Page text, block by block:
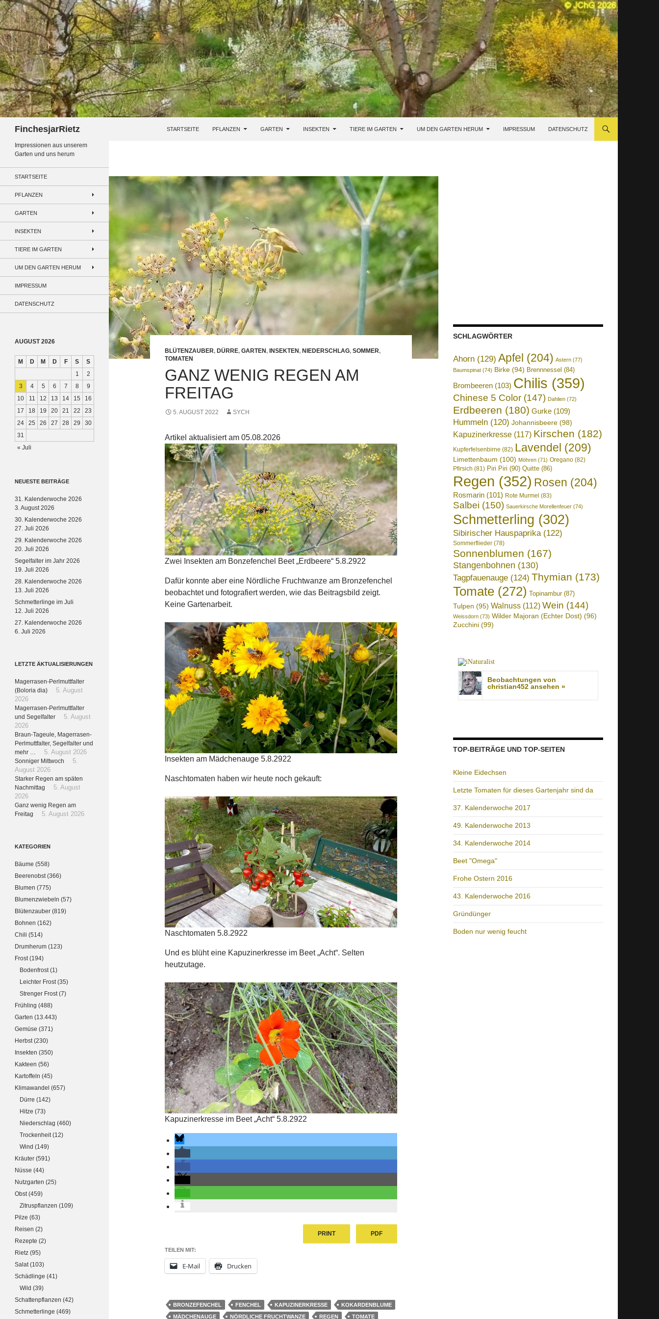
Zum
Inhalt
springen
FinchesjarRietz STARTSEITE PFLANZEN GARTEN INSEKTEN TIERE IM GARTEN UM DEN GARTEN HERUM IMPRESSUM DATENSCHUTZ
BLÜTENZAUBER, DÜRRE, GARTEN , INSEKTEN , NIEDERSCHLAG, SOMMER,
TOMATEN
GANZ WENIG REGEN AM
FREITAG
5. AUGUST 2022 SYCH
Artikel aktualisiert am 05.08.2026
Zwei Insekten am Bonzefenchel Beet „Erdbeere“ 5.8.2922
Dafür konnte aber eine Nördliche Fruchtwanze am Bronzefenchel
beobachtet und fotografiert werden, wie das Beitragsbild zeigt.
Keine Gartenarbeit.
Insekten am Mädchenauge 5.8.2922
Naschtomaten haben wir heute noch gekauft:
Naschtomaten 5.8.2922
Und es blüht eine Kapuzinerkresse im Beet „Acht“. Selten
heutzutage.
Kapuzinerkresse im Beet „Acht“ 5.8.2922
PRINT PDF
TEILEN MIT:
E-Mail Drucken
BRONZEFENCHEL FENCHEL KAPUZINERKRESSE
KOKARDENBLUME
MÄDCHENAUGE
NÖRDLICHE FRUCHTWANZE REGEN
TOMATE
SCHLAGWÖRTER
Ahorn (129) Apfel (204) Astern (77)
Baumspinat (74) Birke (94) Brennnessel (84)
Brombeeren (103) Chilis (359)
Chinese 5 Color (147) Dahlien (72)
Erdbeeren (180) Gurke (109)
Hummeln (120) Johannisbeere (98)
Kapuzinerkresse (117) Kirschen (182)
Kupferfelsenbirne (82) Lavendel (209)
Limettenbaum (100) Möhren (71) Oregano (82)
Pfirsich (81) Piri Piri (90) Quitte (86)
Regen (352) Rosen (204)
Rosmarin (101) Rote Murmel (83)
Salbei (150) Sauerkirsche Morellenfeuer (74)
Schmetterling (302)
Sibirischer Hauspaprika(122)
Sommerflieder (78)
Sonnenblumen (167)
Stangenbohnen (130)
Tagpfauenauge (124) Thymian (173)
Tomate (272) Topinambur(87)
Tulpen (95) Walnuss (112) Wein (144)
Weissdorn (73) Wilder Majoran (Echter Dost) (96)
Zucchini (99)
Beobachtungen von
christian452 ansehen »
TOP-BEITRÄGE UND TOP-SEITEN
Kleine Eidechsen
Letzte Tomaten für dieses Gartenjahr sind da
37. Kalenderwoche 2017
49. Kalenderwoche 2013
34. Kalenderwoche 2014
Beet "Omega"
Frohe Ostern 2016
43. Kalenderwoche 2016
Gründünger
Boden nur wenig feucht
Impressionen aus unserem
Garten und uns herum
STARTSEITE
PFLANZEN
GARTEN
INSEKTEN
TIERE IM GARTEN
UM DEN GARTEN HERUM
IMPRESSUM
DATENSCHUTZ
AUGUST 2026
M D M D F S
S
1
2
3
4 5 6 7 8
9
10
11 12 13 14 15
16
17
18 19 20 21 22
23
24
25 26 27 28 29
30
31
« Juli
NEUESTE BEITRÄGE
31. Kalenderwoche 2026
3. August 2026
30. Kalenderwoche 2026
27. Juli 2026
29. Kalenderwoche 2026
20. Juli 2026
Segelfalter im Jahr 2026
19. Juli 2026
28. Kalenderwoche 2026
13. Juli 2026
Schmetterlinge im Juli
12. Juli 2026
27. Kalenderwoche 2026
6. Juli 2026
LETZTE ÄKTUALISIERUNGEN
Magerrasen-Perlmuttfalter
(Boloria dia)
5. August
2026
Magerrasen-Perlmuttfalter
und Segelfalter
5. August
2026
Braun-Tageule, Magerrasen-
Perlmuttfalter, Segelfalter und
mehr …
5. August 2026
Sonniger Mittwoch
5.
August 2026
Starker Regen am späten
Nachmittag
5. August
2026
Ganz wenig Regen am
Freitag
5. August 2026
KATEGORIEN
Bäume (558)
Beerenobst(366)
Blumen (775)
Blumenzwiebeln (57)
Blütenzauber (819)
Bohnen (162)
Chili (514)
Drumherum (123)
Frost(194)
Bodenfrost(1)
Leichter Frost(35)
Strenger Frost(7)
Frühling (488)
Garten (13.443)
Gemüse (371)
Herbst(230)
Insekten (350)
Kakteen (56)
Kartoffeln (45)
Klimawandel (657)
Dürre (142)
Hitze (73)
Niederschlag (460)
Trockenheit(12)
Wind (149)
Kräuter (591)
Nüsse (44)
Nutzgarten (25)
Obst(459)
Zitruspflanzen (109)
Pilze (63)
Reisen (2)
Rezepte (2)
Rietz (95)
Salat(103)
Schädlinge (41)
Wild (39)
Schattenpflanzen (42)
Schmetterlinge (469)